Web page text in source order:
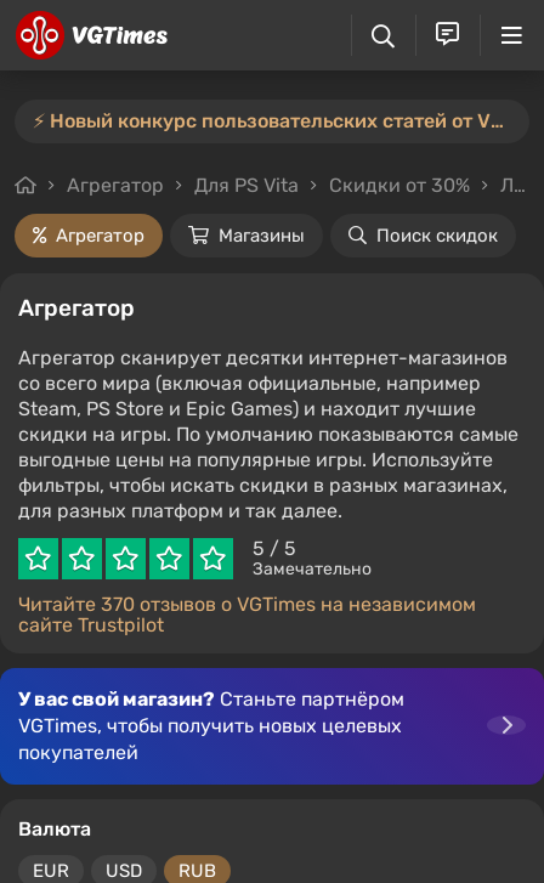
⚡️ Новый конкурс пользовательских статей от VGTimes — участвуйте тут ⚡️
Агрегатор Для PS Vita Скидки от 30% Любой стоимости
Агрегатор Магазины Поиск скидок
Агрегатор
Агрегатор сканирует десятки интернет-магазинов
со всего мира (включая официальные, например
Steam, PS Store и Epic Games) и находит лучшие
скидки на игры. По умолчанию показываются самые
выгодные цены на популярные игры. Используйте
фильтры, чтобы искать скидки в разных магазинах,
для разных платформ и так далее.
5 / 5
Замечательно
Читайте 370 отзывов о VGTimes на независимом
сайте Trustpilot
У вас свой магазин? Станьте партнёром
VGTimes, чтобы получить новых целевых
покупателей
Валюта
EUR USD RUB